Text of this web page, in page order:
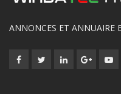
ANNONCES ET ANNUAIRE